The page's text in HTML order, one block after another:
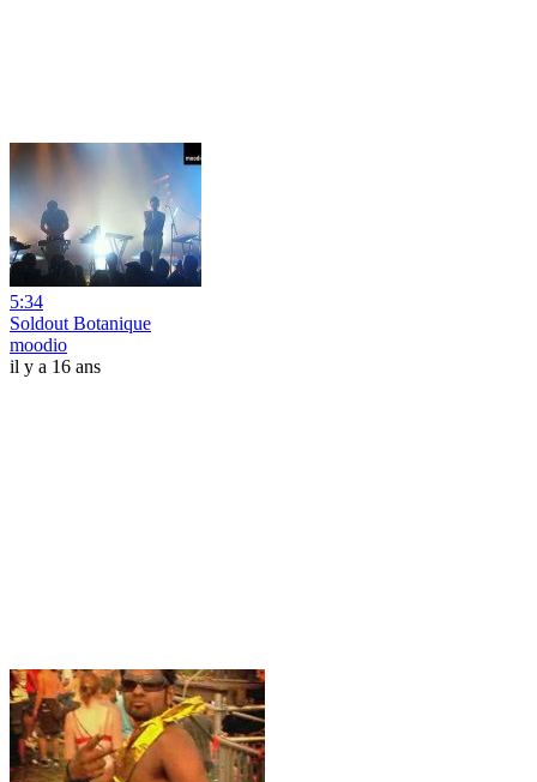
5:34
Soldout Botanique
moodio
il y a 16 ans